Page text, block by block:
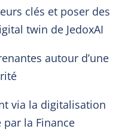
clés et poser des
twin de JedoxAI
autour d’une
via la digitalisation
par la Finance